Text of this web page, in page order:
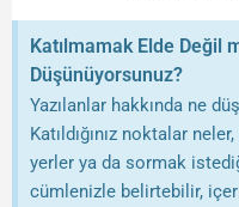
Katılmamak Elde Değil
Düşünüyorsunuz?
Yazılanlar hakkında ne
Katıldığınız noktalar
yerler ya da sormak
cümlenizle belirtebilir,